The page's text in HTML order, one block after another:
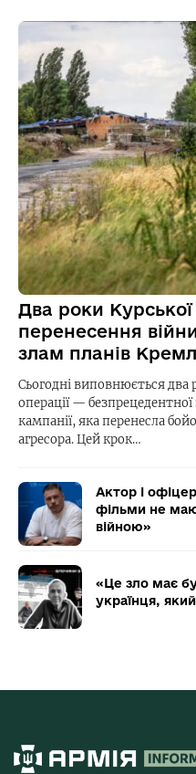
Два роки Курської
перенесення
злам планів
Сьогодні виповнюється два
операції —
кампанії, яка перенесла
агресора. Цей крок…
Актор і
фільми не
війною»
«Це зло має
українця,